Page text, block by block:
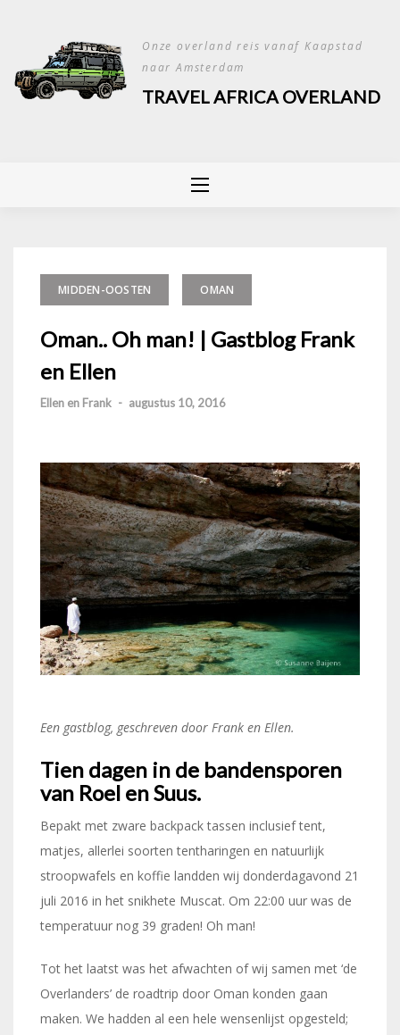
Onze overland reis vanaf Kaapstad
naar Amsterdam
TRAVEL AFRICA OVERLAND
MIDDEN-OOSTEN OMAN
Oman.. Oh man! | Gastblog Frank
en Ellen
Ellen en Frank - augustus 10, 2016
Een gastblog, geschreven door Frank en Ellen.
Tien dagen in de bandensporen
van Roel en Suus.
Bepakt met zware backpack tassen inclusief tent,
matjes, allerlei soorten tentharingen en natuurlijk
stroopwafels en koffie landden wij donderdagavond 21
juli 2016 in het snikhete Muscat. Om 22:00 uur was de
temperatuur nog 39 graden! Oh man!
Tot het laatst was het afwachten of wij samen met ‘de
Overlanders’ de roadtrip door Oman konden gaan
maken. We hadden al een hele wensenlijst opgesteld;